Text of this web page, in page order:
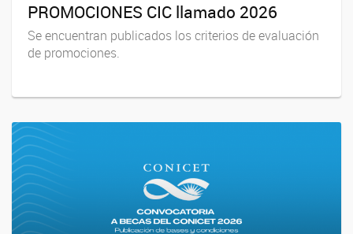
PROMOCIONES CIC llamado 2026
Se encuentran publicados los criterios de evaluación
de promociones.